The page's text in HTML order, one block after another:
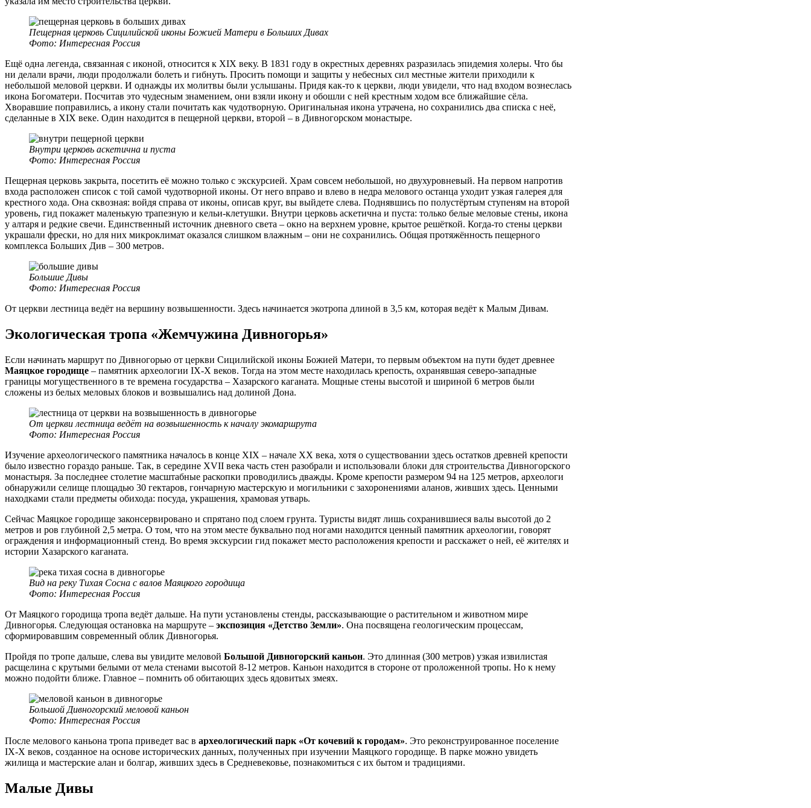
Пещерная церковь Сицилийской иконы Божией Матери в Больших Дивах
Фото: Интересная Россия
Ещё одна легенда, связанная с иконой, относится к XIX веку. В 1831 году в окрестных деревнях разразилась эпидемия холеры. Что бы
ни делали врачи, люди продолжали болеть и гибнуть. Просить помощи и защиты у небесных сил местные жители приходили к
небольшой меловой церкви. И однажды их молитвы были услышаны. Придя как-то к церкви, люди увидели, что над входом вознеслась
икона Богоматери. Посчитав это чудесным знамением, они взяли икону и обошли с ней крестным ходом все ближайшие сёла.
Хворавшие поправились, а икону стали почитать как чудотворную. Оригинальная икона утрачена, но сохранились два списка с неё,
сделанные в XIX веке. Один находится в пещерной церкви, второй – в Дивногорском монастыре.
Внутри церковь аскетична и пуста
Фото: Интересная Россия
Пещерная церковь закрыта, посетить её можно только с экскурсией. Храм совсем небольшой, но двухуровневый. На первом напротив
входа расположен список с той самой чудотворной иконы. От него вправо и влево в недра мелового останца уходит узкая галерея для
крестного хода. Она сквозная: войдя справа от иконы, описав круг, вы выйдете слева. Поднявшись по полустёртым ступеням на второй
уровень, гид покажет маленькую трапезную и кельи-клетушки. Внутри церковь аскетична и пуста: только белые меловые стены, икона
у алтаря и редкие свечи. Единственный источник дневного света – окно на верхнем уровне, крытое решёткой. Когда-то стены церкви
украшали фрески, но для них микроклимат оказался слишком влажным – они не сохранились. Общая протяжённость пещерного
комплекса Больших Див – 300 метров.
Большие Дивы
Фото: Интересная Россия
От церкви лестница ведёт на вершину возвышенности. Здесь начинается экотропа длиной в 3,5 км, которая ведёт к Малым Дивам.
Экологическая тропа «Жемчужина Дивногорья»
Если начинать маршрут по Дивногорью от церкви Сицилийской иконы Божией Матери, то первым объектом на пути будет древнее
Маяцкое городище – памятник археологии IX-X веков. Тогда на этом месте находилась крепость, охранявшая северо-западные
границы могущественного в те времена государства – Хазарского каганата. Мощные стены высотой и шириной 6 метров были
сложены из белых меловых блоков и возвышались над долиной Дона.
От церкви лестница ведёт на возвышенность к началу экомаршрута
Фото: Интересная Россия
Изучение археологического памятника началось в конце XIX – начале XX века, хотя о существовании здесь остатков древней крепости
было известно гораздо раньше. Так, в середине XVII века часть стен разобрали и использовали блоки для строительства Дивногорского
монастыря. За последнее столетие масштабные раскопки проводились дважды. Кроме крепости размером 94 на 125 метров, археологи
обнаружили селище площадью 30 гектаров, гончарную мастерскую и могильники с захоронениями аланов, живших здесь. Ценными
находками стали предметы обихода: посуда, украшения, храмовая утварь.
Сейчас Маяцкое городище законсервировано и спрятано под слоем грунта. Туристы видят лишь сохранившиеся валы высотой до 2
метров и ров глубиной 2,5 метра. О том, что на этом месте буквально под ногами находится ценный памятник археологии, говорят
ограждения и информационный стенд. Во время экскурсии гид покажет место расположения крепости и расскажет о ней, её жителях и
истории Хазарского каганата.
Вид на реку Тихая Сосна с валов Маяцкого городища
Фото: Интересная Россия
От Маяцкого городища тропа ведёт дальше. На пути установлены стенды, рассказывающие о растительном и животном мире
Дивногорья. Следующая остановка на маршруте – экспозиция «Детство Земли». Она посвящена геологическим процессам,
сформировавшим современный облик Дивногорья.
Пройдя по тропе дальше, слева вы увидите меловой Большой Дивногорский каньон. Это длинная (300 метров) узкая извилистая
расщелина с крутыми белыми от мела стенами высотой 8-12 метров. Каньон находится в стороне от проложенной тропы. Но к нему
можно подойти ближе. Главное – помнить об обитающих здесь ядовитых змеях.
Большой Дивногорский меловой каньон
Фото: Интересная Россия
После мелового каньона тропа приведет вас в археологический парк «От кочевий к городам». Это реконструированное поселение
IX-X веков, созданное на основе исторических данных, полученных при изучении Маяцкого городище. В парке можно увидеть
жилища и мастерские алан и болгар, живших здесь в Средневековье, познакомиться с их бытом и традициями.
Малые Дивы